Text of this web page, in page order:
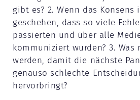
gibt es? 2. Wenn das
geschehen, dass so viele
passierten und über alle
kommuniziert wurden? 3. Was
werden, damit die nächste
genauso schlechte
hervorbringt?